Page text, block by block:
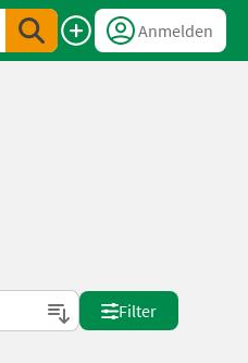
Anmelden
Filter